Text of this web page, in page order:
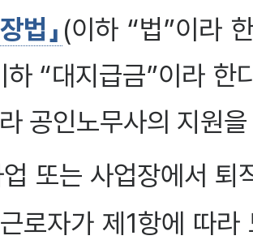
법」 (이하 “법”이라
하 “대지급금”이라
공인노무사의 지원
또는 사업장에서
로자가 제1항에 따